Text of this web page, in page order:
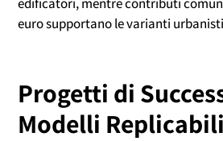
euro supportano le varianti
Progetti di
Modelli Replicabili